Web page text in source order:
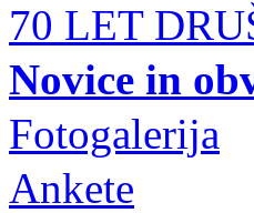
70 LET
Novice in
Fotogalerija
Ankete